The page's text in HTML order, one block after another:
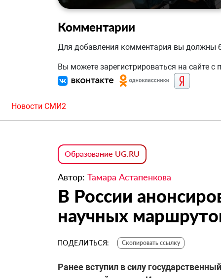
Комментарии
Для добавления комментария вы должны
Вы можете зарегистрироваться на сайте
Новости СМИ2
Образование UG.RU
Автор: Тамара Астапенкова
В России
научных
ПОДЕЛИТЬСЯ: Скопировать ссылку
Ранее вступил в силу